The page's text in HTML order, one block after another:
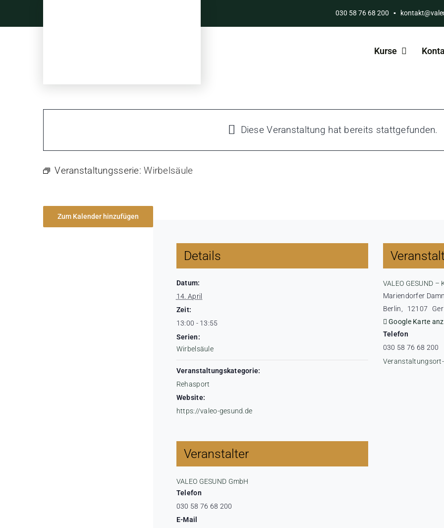
030 58 76 68 200 ▪
Kurse
Diese Veranstaltung hat bereits stattgefunden.
Veranstaltungsserie:Wirbelsäule
Zum Kalender hinzufügen
Details
Datum:
14. April
Zeit:
13:00 - 13:55
Serien:
Wirbelsäule
Veranstaltungskategorie:
Rehasport
Website:
https://valeo-gesund.de
Veranstalter
VALEO GESUND GmbH
Telefon
030 58 76 68 200
E-Mail
VALEO GESUND –
Mariendorfer
Berlin
12107
Google Karte
Telefon
030 58 76 68 200